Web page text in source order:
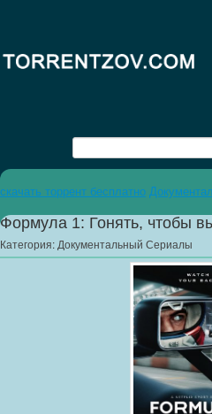
скачать торрент бесплатно
Формула 1: Гонять, чтобы
Категория: Документальный Сериалы